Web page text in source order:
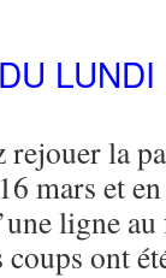
rejouer la
mars et
ligne
ont